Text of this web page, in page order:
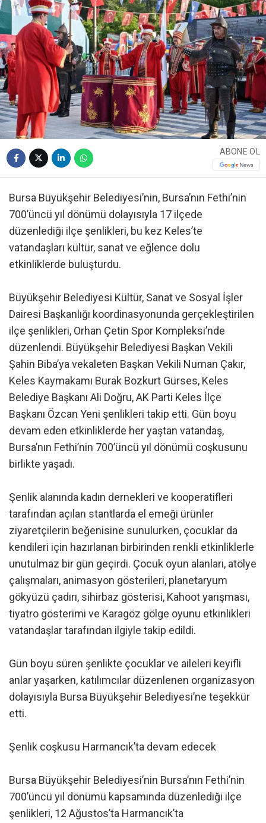
ABONE OL
Bursa Büyükşehir Belediyesi’nin, Bursa’nın Fethi’nin
700’üncü yıl dönümü dolayısıyla 17 ilçede
düzenlediği ilçe şenlikleri, bu kez Keles’te
vatandaşları kültür, sanat ve eğlence dolu
etkinliklerde buluşturdu.
Büyükşehir Belediyesi Kültür, Sanat ve Sosyal İşler
Dairesi Başkanlığı koordinasyonunda gerçekleştirilen
ilçe şenlikleri, Orhan Çetin Spor Kompleksi’nde
düzenlendi. Büyükşehir Belediyesi Başkan Vekili
Şahin Biba’ya vekaleten Başkan Vekili Numan Çakır,
Keles Kaymakamı Burak Bozkurt Gürses, Keles
Belediye Başkanı Ali Doğru, AK Parti Keles İlçe
Başkanı Özcan Yeni şenlikleri takip etti. Gün boyu
devam eden etkinliklerde her yaştan vatandaş,
Bursa’nın Fethi’nin 700’üncü yıl dönümü coşkusunu
birlikte yaşadı.
Şenlik alanında kadın dernekleri ve kooperatifleri
tarafından açılan stantlarda el emeği ürünler
ziyaretçilerin beğenisine sunulurken, çocuklar da
kendileri için hazırlanan birbirinden renkli etkinliklerle
unutulmaz bir gün geçirdi. Çocuk oyun alanları, atölye
çalışmaları, animasyon gösterileri, planetaryum
gökyüzü çadırı, sihirbaz gösterisi, Kahoot yarışması,
tiyatro gösterimi ve Karagöz gölge oyunu etkinlikleri
vatandaşlar tarafından ilgiyle takip edildi.
Gün boyu süren şenlikte çocuklar ve aileleri keyifli
anlar yaşarken, katılımcılar düzenlenen organizasyon
dolayısıyla Bursa Büyükşehir Belediyesi’ne teşekkür
etti.
Şenlik coşkusu Harmancık’ta devam edecek
Bursa Büyükşehir Belediyesi’nin Bursa’nın Fethi’nin
700’üncü yıl dönümü kapsamında düzenlediği ilçe
şenlikleri, 12 Ağustos’ta Harmancık’ta